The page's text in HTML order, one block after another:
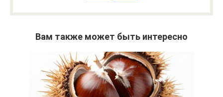
Вам также может быть интересно